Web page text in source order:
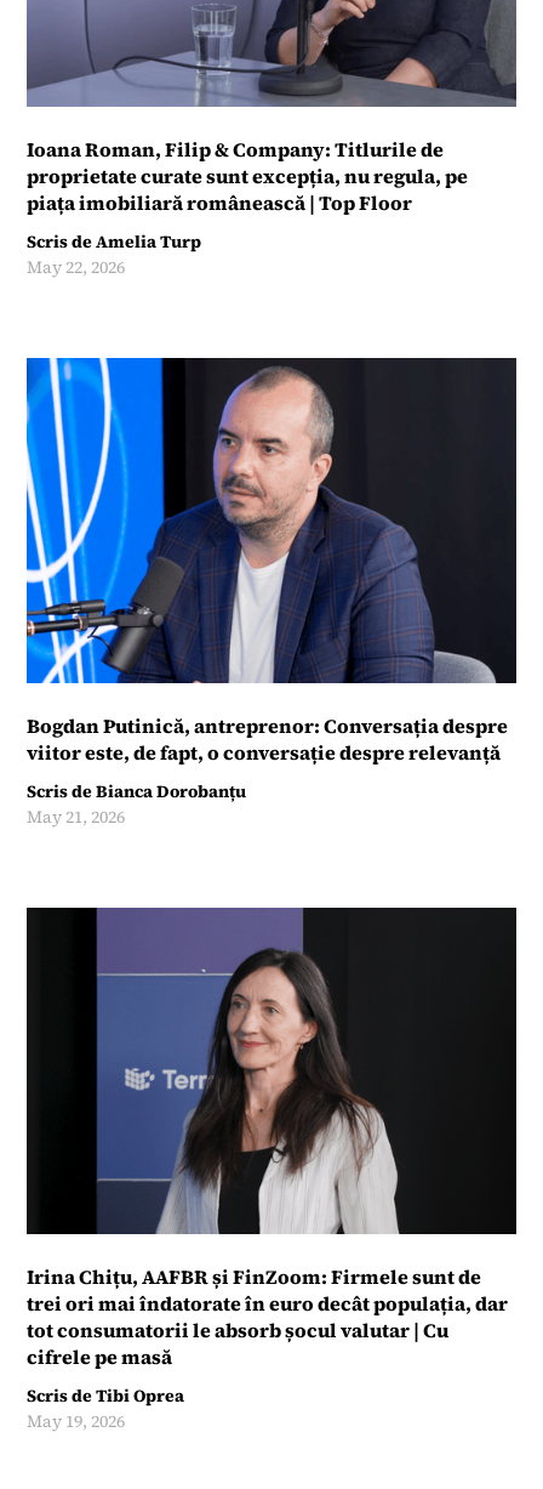
Ioana Roman, Filip & Company: Titlurile de
proprietate curate sunt excepția, nu regula, pe
piața imobiliară românească | Top Floor
Scris deAmelia Turp
May 22, 2026
Bogdan Putinică, antreprenor: Conversația despre
viitor este, de fapt, o conversație despre relevanță
Scris deBianca Dorobanțu
May 21, 2026
Irina Chițu, AAFBR și FinZoom: Firmele sunt de
trei ori mai îndatorate în euro decât populația, dar
tot consumatorii le absorb șocul valutar | Cu
cifrele pe masă
Scris deTibi Oprea
May 19, 2026